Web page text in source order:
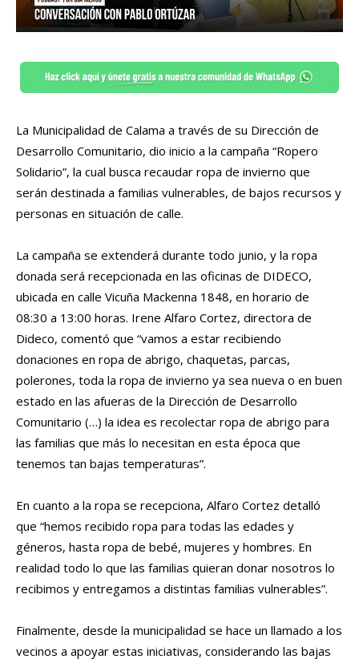
La Municipalidad de Calama a través de su Dirección de
Desarrollo Comunitario, dio inicio a la campaña “Ropero
Solidario”, la cual busca recaudar ropa de invierno que
serán destinada a familias vulnerables, de bajos recursos y
personas en situación de calle.
La campaña se extenderá durante todo junio, y la ropa
donada será recepcionada en las oficinas de DIDECO,
ubicada en calle Vicuña Mackenna 1848, en horario de
08:30 a 13:00 horas. Irene Alfaro Cortez, directora de
Dideco, comentó que “vamos a estar recibiendo
donaciones en ropa de abrigo, chaquetas, parcas,
polerones, toda la ropa de invierno ya sea nueva o en buen
estado en las afueras de la Dirección de Desarrollo
Comunitario (…) la idea es recolectar ropa de abrigo para
las familias que más lo necesitan en esta época que
tenemos tan bajas temperaturas”.
En cuanto a la ropa se recepciona, Alfaro Cortez detalló
que “hemos recibido ropa para todas las edades y
géneros, hasta ropa de bebé, mujeres y hombres. En
realidad todo lo que las familias quieran donar nosotros lo
recibimos y entregamos a distintas familias vulnerables”.
Finalmente, desde la municipalidad se hace un llamado a los
vecinos a apoyar estas iniciativas, considerando las bajas